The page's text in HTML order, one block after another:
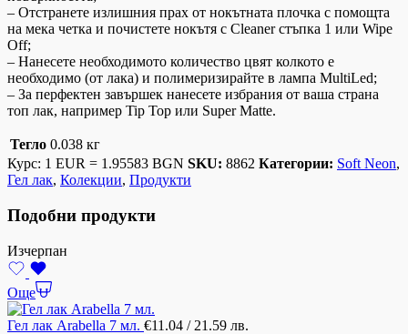
– Отстранете излишния прах от нокътната плочка с помощта
на мека четка и почистете нокътя с Cleaner стъпка 1 или Wipe
Off;
– Нанесете необходимото количество цвят колкото е
необходимо (от лака) и полимеризирайте в лампа MultiLed;
– За перфектен завършек нанесете избрания от ваша страна
топ лак, например Tip Top или Super Matte.
Тегло 0.038 кг
Курс: 1 EUR = 1.95583 BGN SKU: 8862 Категории: Soft Neon,
Гел лак, Колекции, Продукти
Подобни продукти
Изчерпан
Още
Гел лак Arabella 7 мл. €11.04 / 21.59 лв.